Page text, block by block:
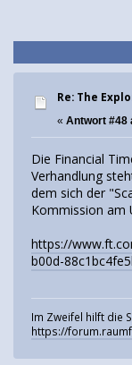
Re: The
« Antwort #48
Die Financial
Verhandlung
dem sich der
Kommission am
https://
b00d-
Im Zweifel hilft die
https://